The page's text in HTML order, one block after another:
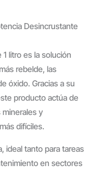
Desincrustante
1 litro es la solución
rebelde, las
óxido. Gracias a su
producto actúa de
y
difíciles.
ideal tanto para tareas
en sectores